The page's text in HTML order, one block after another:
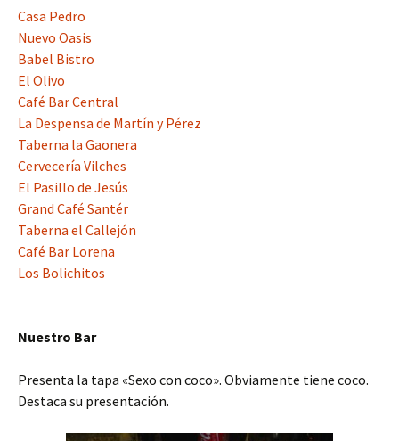
Casa Pedro
Nuevo Oasis
Babel Bistro
El Olivo
Café Bar Central
La Despensa de Martín y Pérez
Taberna la Gaonera
Cervecería Vilches
El Pasillo de Jesús
Grand Café Santér
Taberna el Callejón
Café Bar Lorena
Los Bolichitos
Nuestro Bar
Presenta la tapa «Sexo con coco». Obviamente tiene coco.
Destaca su presentación.